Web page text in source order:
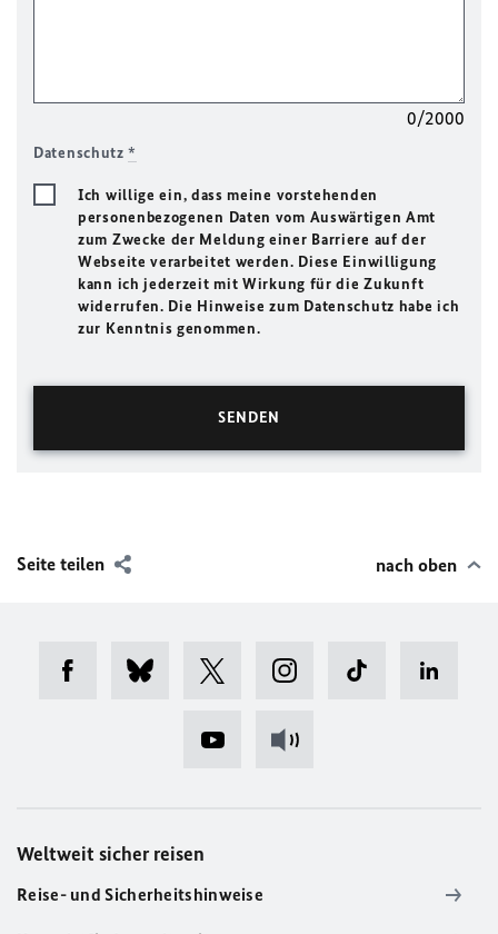
0/2000
Datenschutz*
Ich willige ein, dass meine vorstehenden
personenbezogenen Daten vom Auswärtigen Amt
zum Zwecke der Meldung einer Barriere auf der
Webseite verarbeitet werden. Diese Einwilligung
kann ich jederzeit mit Wirkung für die Zukunft
widerrufen. Die Hinweise zum Datenschutz habe ich
zur Kenntnis genommen.
Seite teilen nach oben
Weltweit sicher reisen
Reise- und Sicherheitshinweise